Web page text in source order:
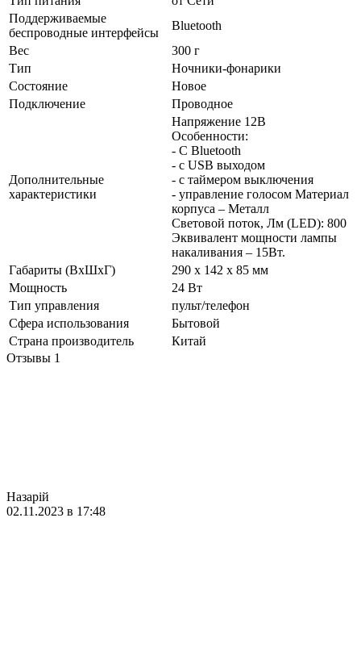
Поддерживаемые
беспроводные интерфейсы
Bluetooth
Вес
300 г
Тип
Ночники-фонарики
Состояние
Новое
Подключение
Проводное
Дополнительные
характеристики
Напряжение 12В
Особенности:
- С Bluetooth
- с USB выходом
- с таймером выключения
- управление голосом Материал
корпуса – Металл
Световой поток, Лм (LED): 800
Эквивалент мощности лампы
накаливания – 15Вт.
Габариты (ВхШхГ)
290 х 142 х 85 мм
Мощность
24 Вт
Тип управления
пульт/телефон
Сфера использования
Бытовой
Страна производитель
Китай
Отзывы 1
Назарій
02.11.2023 в 17:48